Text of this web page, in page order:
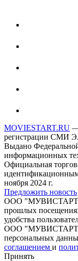
MOVIESTART.RU —
регистрации СМИ
Выдано
информационных
Официальная
ноября 2024 г.
Предложить новость
ООО "МУВИСТАРТ"
прошлых
удобства
ООО "МУВИСТАРТ"
персональных
соглашением и
Принять